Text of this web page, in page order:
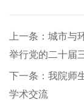
上一条：城市与
举行党的二十届
下一条：我院师
学术交流